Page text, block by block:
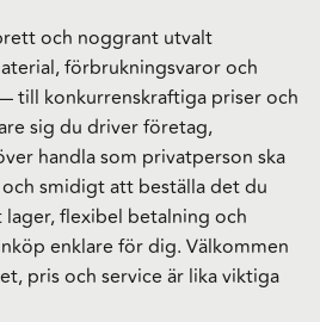
och noggrant utvalt
förbrukningsvaror och
till konkurrenskraftiga priser och
sig du driver företag,
handla som privatperson ska
smidigt att beställa det du
flexibel betalning och
enklare för dig. Välkommen
pris och service är lika viktiga